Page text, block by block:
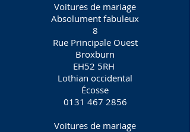
Voitures de mariage
Absolument fabuleux
8
Rue Principale Ouest
Broxburn
EH52 5RH
Lothian occidental
Écosse
0131 467 2856
Voitures de mariage